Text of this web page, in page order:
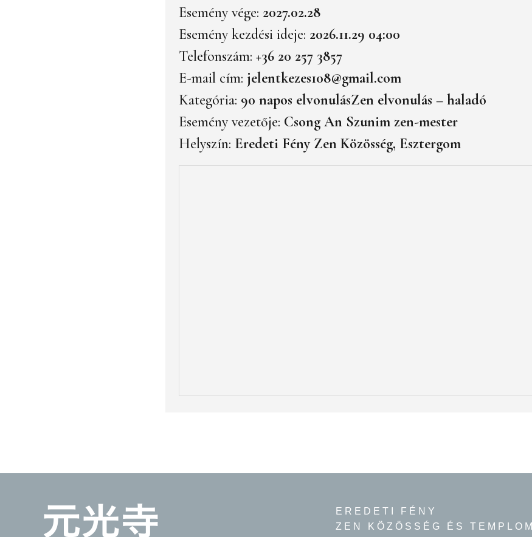
Esemény vége: 2027.02.28
Esemény kezdési ideje: 2026.11.29 04:00
Telefonszám: +36 20 257 3857
E-mail cím: jelentkezes108@gmail.com
Kategória: 90 napos elvonulásZen elvonulás – haladó
Esemény vezetője: Csong An Szunim zen-mester
Helyszín: Eredeti Fény Zen Közösség, Esztergom
EREDETI FÉNY
ZEN KÖZÖSSÉG ÉS TEMPLOM